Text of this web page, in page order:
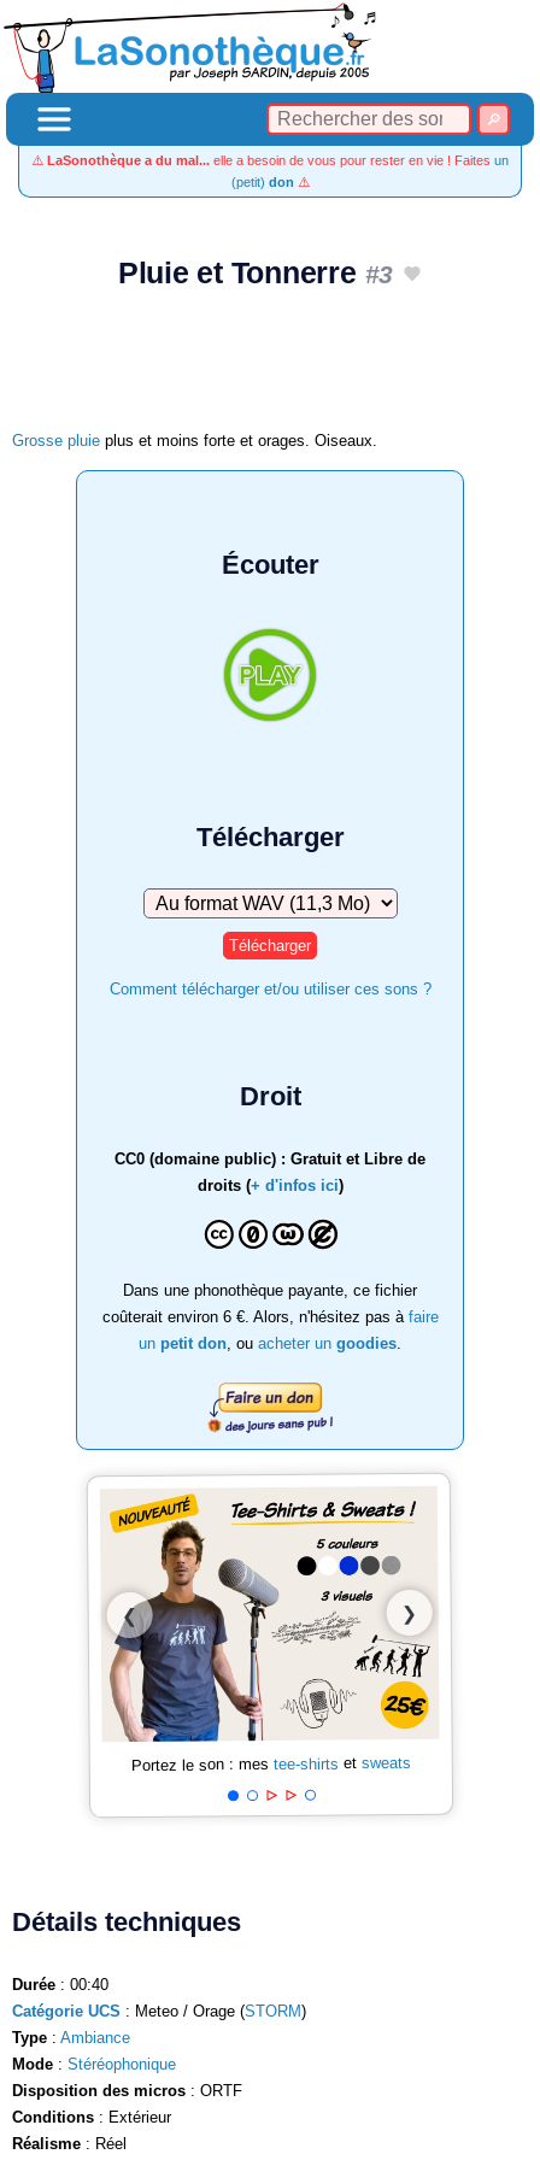
⚠️ LaSonothèque a du mal... elle a besoin de vous pour rester en vie ! Faites un
(petit) don ⚠️
Pluie et Tonnerre #3
Grosse pluie plus et moins forte et orages. Oiseaux.
Écouter
Télécharger
Télécharger
Comment télécharger et/ou utiliser ces sons ?
Droit
CC0 (domaine public) : Gratuit et Libre de
droits (+ d'infos ici)
Dans une phonothèque payante, ce fichier
coûterait environ 6 €. Alors, n'hésitez pas à faire
un petit don , ou acheter un goodies
❮ ❯
Portez le son : mes tee-shirts et sweats
Détails techniques
Durée : 00:40
Catégorie UCS : Meteo / Orage (STORM)
Type : Ambiance
Mode : Stéréophonique
Disposition des micros : ORTF
Conditions : Extérieur
Réalisme : Réel